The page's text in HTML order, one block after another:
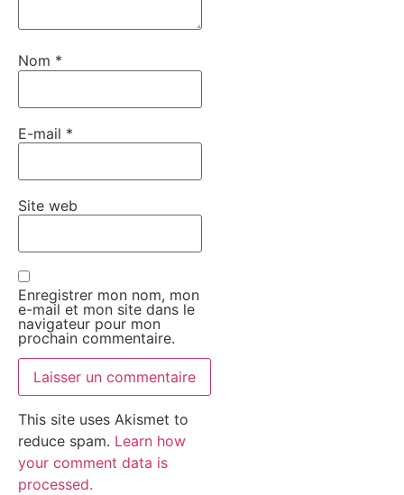
Nom *
E-mail *
Site web
Enregistrer mon nom, mon
e-mail et mon site dans le
navigateur pour mon
prochain commentaire.
This site uses Akismet to
reduce spam. Learn how
your comment data is
processed.